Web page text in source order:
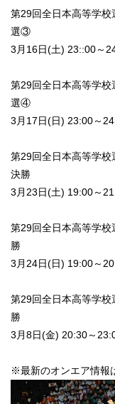
第29回全日本高等学
選③
3月16日(土) 23::00～
第29回全日本高等学
選④
3月17日(日) 23:00～
第29回全日本高等学
決勝
3月23日(土) 19:00～
第29回全日本高等学
勝
3月24日(日) 19:00～
第29回全日本高等学
勝
3月8日(金) 20:30～
※最新のオンエア情報